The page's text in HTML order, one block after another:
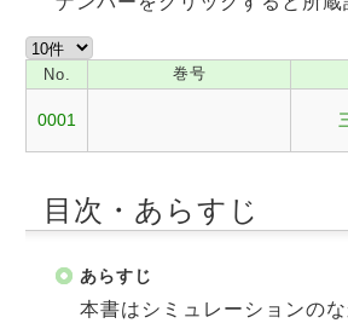
No. 巻号
0001
目次・あらすじ
あらすじ
本書はシミュレーションの